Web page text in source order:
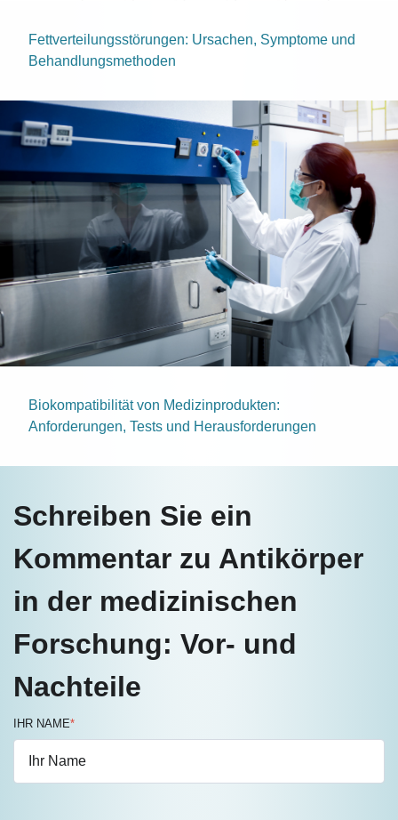
Fettverteilungsstörungen: Ursachen, Symptome und
Behandlungsmethoden
Biokompatibilität von Medizinprodukten:
Anforderungen, Tests und Herausforderungen
Schreiben Sie ein
Kommentar zu Antikörper
in der medizinischen
Forschung: Vor- und
Nachteile
IHR NAME*